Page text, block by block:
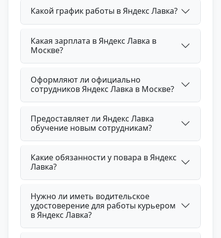
Какой график работы в Яндекс Лавка?
Какая зарплата в Яндекс Лавка в
Москве?
Оформляют ли официально
сотрудников Яндекс Лавка в Москве?
Предоставляет ли Яндекс Лавка
обучение новым сотрудникам?
Какие обязанности у повара в Яндекс
Лавка?
Нужно ли иметь водительское
удостоверение для работы курьером
в Яндекс Лавка?